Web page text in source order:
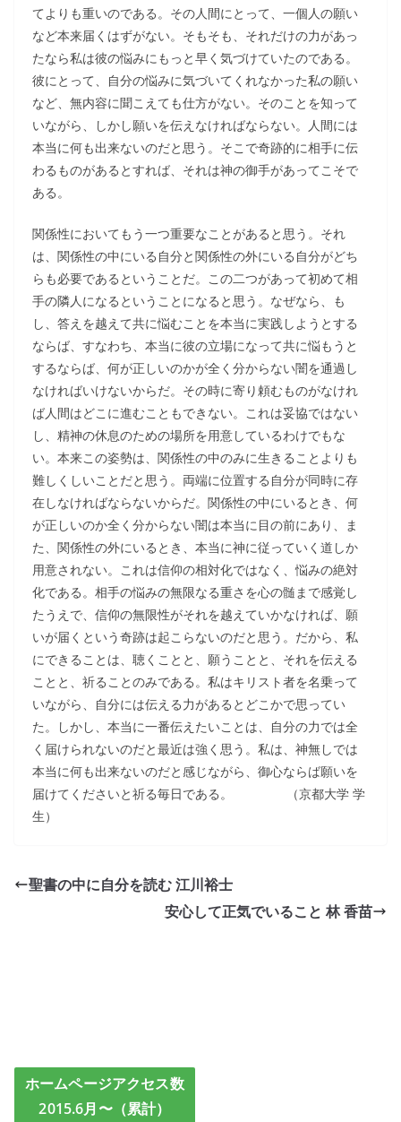
てよりも重いのである。その人間にとって、一個人の願い
など本来届くはずがない。そもそも、それだけの力があっ
たなら私は彼の悩みにもっと早く気づけていたのである。
彼にとって、自分の悩みに気づいてくれなかった私の願い
など、無内容に聞こえても仕方がない。そのことを知って
いながら、しかし願いを伝えなければならない。人間には
本当に何も出来ないのだと思う。そこで奇跡的に相手に伝
わるものがあるとすれば、それは神の御手があってこそで
ある。
関係性においてもう一つ重要なことがあると思う。それ
は、関係性の中にいる自分と関係性の外にいる自分がどち
らも必要であるということだ。この二つがあって初めて相
手の隣人になるということになると思う。なぜなら、も
し、答えを越えて共に悩むことを本当に実践しようとする
ならば、すなわち、本当に彼の立場になって共に悩もうと
するならば、何が正しいのかが全く分からない闇を通過し
なければいけないからだ。その時に寄り頼むものがなけれ
ば人間はどこに進むこともできない。これは妥協ではない
し、精神の休息のための場所を用意しているわけでもな
い。本来この姿勢は、関係性の中のみに生きることよりも
難しくしいことだと思う。両端に位置する自分が同時に存
在しなければならないからだ。関係性の中にいるとき、何
が正しいのか全く分からない闇は本当に目の前にあり、ま
た、関係性の外にいるとき、本当に神に従っていく道しか
用意されない。これは信仰の相対化ではなく、悩みの絶対
化である。相手の悩みの無限なる重さを心の髄まで感覚し
たうえで、信仰の無限性がそれを越えていかなければ、願
いが届くという奇跡は起こらないのだと思う。だから、私
にできることは、聴くことと、願うことと、それを伝える
ことと、祈ることのみである。私はキリスト者を名乗って
いながら、自分には伝える力があるとどこかで思ってい
た。しかし、本当に一番伝えたいことは、自分の力では全
く届けられないのだと最近は強く思う。私は、神無しでは
本当に何も出来ないのだと感じながら、御心ならば願いを
届けてくださいと祈る毎日である。 （京都大学 学
生）
聖書の中に自分を読む 江川裕士
安心して正気でいること 林 香苗
ホームページアクセス数
2015.6月〜（累計）